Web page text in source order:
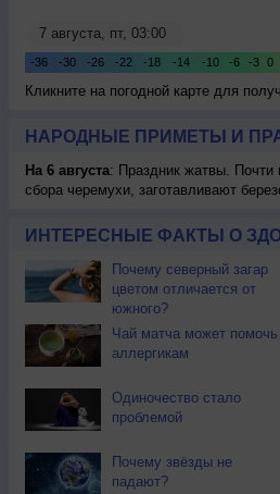
Кликните на погодной карте для
НАРОДНЫЕ ПРИМЕТЫ И
На 6 августа: Праздник жатвы. Почти
сбора черемухи, заготавливают
ИНТЕРЕСНЫЕ ФАКТЫ О
Почему северный загар
цветом отличается от
южного?
Чай матча может помочь
аллергикам
Одиночество стало
проблемой
Почему звёзды не
падают?